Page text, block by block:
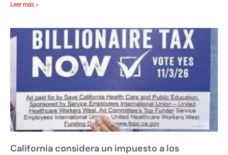
Leer más »
California considera un impuesto a los